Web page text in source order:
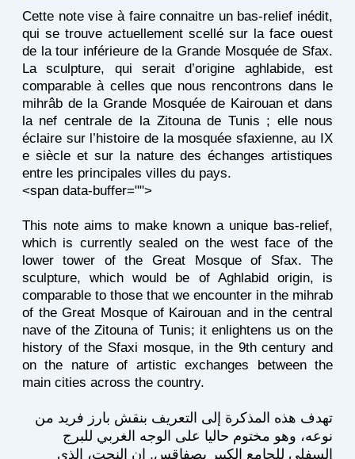
Cette note vise à faire connaitre un bas-relief inédit,
qui se trouve actuellement scellé sur la face ouest
de la tour inférieure de la Grande Mosquée de Sfax.
La sculpture, qui serait d’origine aghlabide, est
comparable à celles que nous rencontrons dans le
mihrâb de la Grande Mosquée de Kairouan et dans
la nef centrale de la Zitouna de Tunis ; elle nous
éclaire sur l’histoire de la mosquée sfaxienne, au IX
e siècle et sur la nature des échanges artistiques
entre les principales villes du pays.
<span data-buffer="">
This note aims to make known a unique bas-relief,
which is currently sealed on the west face of the
lower tower of the Great Mosque of Sfax. The
sculpture, which would be of Aghlabid origin, is
comparable to those that we encounter in the mihrab
of the Great Mosque of Kairouan and in the central
nave of the Zitouna of Tunis; it enlightens us on the
history of the Sfaxi mosque, in the 9th century and
on the nature of artistic exchanges between the
main cities across the country.
تهدف هذه المذكرة إلى التعريف بنقش بارز فريد من
نوعه، وهو مختوم حاليا على الوجه الغربي للبرج
السفلي للجامع الكبير بصفاقس. إن النحت، الذي